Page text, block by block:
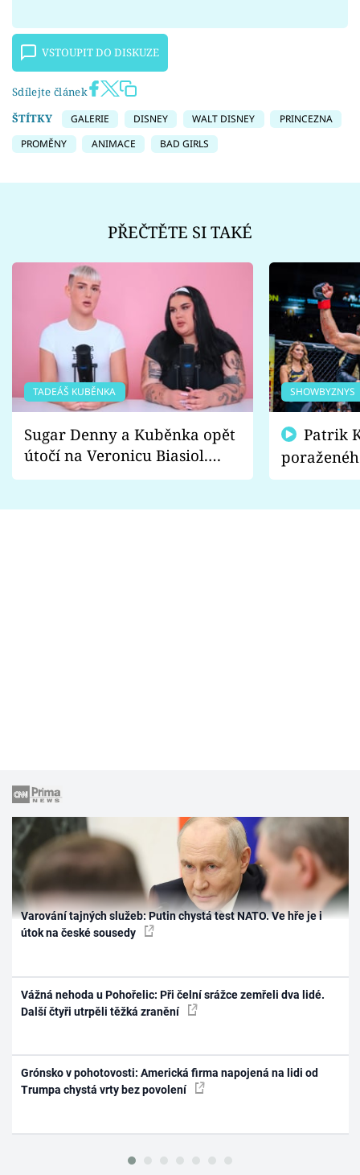
VSTOUPIT DO DISKUZE
Sdílejte článek
ŠTÍTKY
GALERIE DISNEY WALT DISNEY
PRINCEZNA
PROMĚNY
ANIMACE BAD GIRLS
PŘEČTĚTE SI TAKÉ
TADEÁŠ KUBĚNKA
Sugar Denny a Kuběnka opět
útočí na Veronicu Biasiol.
Proč je podle nich falešná a
SHOWBYZNYS
fanoušci
Varování tajných služeb: Putin chystá test NATO. Ve hře je i
útok na české sousedy
Vážná nehoda u Pohořelic: Při čelní srážce zemřeli dva lidé.
Další čtyři utrpěli těžká zranění
Grónsko v pohotovosti: Americká firma napojená na lidi od
Trumpa chystá vrty bez povolení